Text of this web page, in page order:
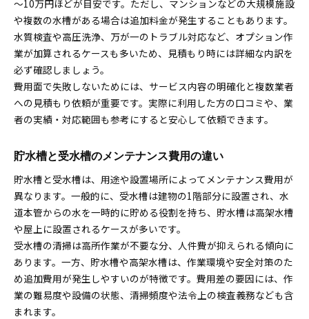
～10万円ほどが目安です。ただし、マンションなどの大規模施設
や複数の水槽がある場合は追加料金が発生することもあります。
水質検査や高圧洗浄、万が一のトラブル対応など、オプション作
業が加算されるケースも多いため、見積もり時には詳細な内訳を
必ず確認しましょう。
費用面で失敗しないためには、サービス内容の明確化と複数業者
への見積もり依頼が重要です。実際に利用した方の口コミや、業
者の実績・対応範囲も参考にすると安心して依頼できます。
貯水槽と受水槽のメンテナンス費用の違い
貯水槽と受水槽は、用途や設置場所によってメンテナンス費用が
異なります。一般的に、受水槽は建物の1階部分に設置され、水
道本管からの水を一時的に貯める役割を持ち、貯水槽は高架水槽
や屋上に設置されるケースが多いです。
受水槽の清掃は高所作業が不要な分、人件費が抑えられる傾向に
あります。一方、貯水槽や高架水槽は、作業環境や安全対策のた
め追加費用が発生しやすいのが特徴です。費用差の要因には、作
業の難易度や設備の状態、清掃頻度や法令上の検査義務なども含
まれます。